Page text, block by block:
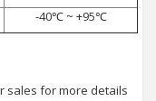
-40℃ ~ +95℃
sales for more details